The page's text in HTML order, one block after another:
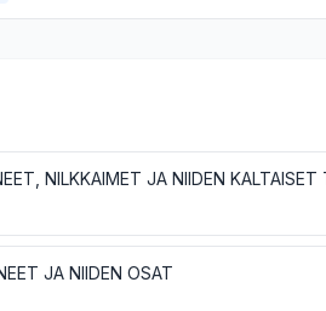
NILKKAIMET JA NIIDEN KALTAISET
JA NIIDEN OSAT